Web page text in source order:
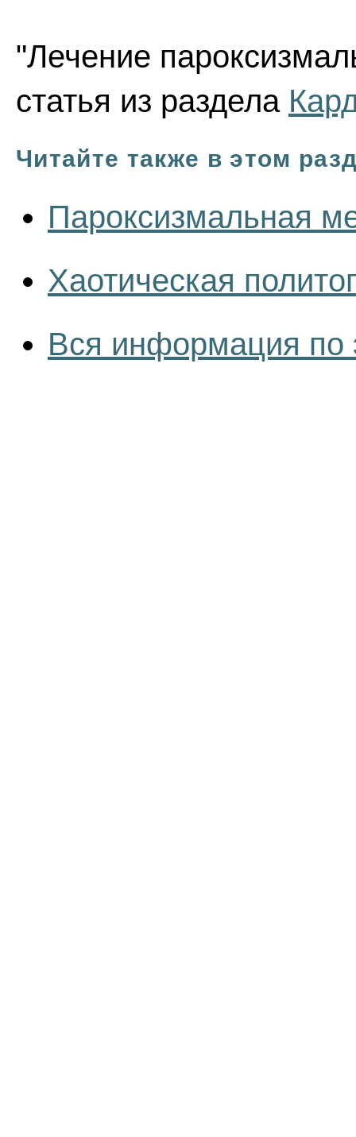
"Лечение
статья из раздела
Читайте также в этом
Пароксизмальная
Хаотическая
Вся информация по